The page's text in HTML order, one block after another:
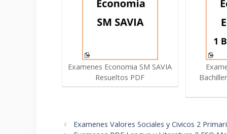
Examenes Economia SM SAVIA
Resueltos PDF
Navegación
Examenes Valores Sociales y Civicos 2